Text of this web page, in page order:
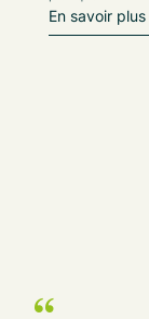
En savoir plus